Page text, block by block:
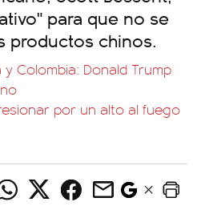
para que no se
productos chinos.
Colombia: Donald Trump
por un alto al fuego